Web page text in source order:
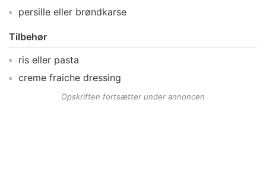
persille eller brøndkarse
Tilbehør
ris eller pasta
creme fraiche dressing
Opskriften fortsætter under annoncen